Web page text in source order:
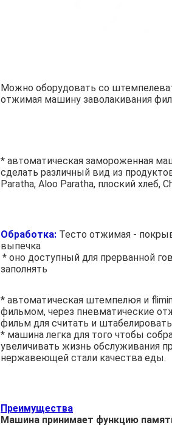
Можно оборудовать со
отжимая машину заволакивания
* автоматическая замороженная
сделать различный вид из
Paratha, Aloo Paratha, плоский хлеб,
Обработка: Тесто отжимая -
выпечка
* оно доступный для прерванной
заполнять
* автоматическая штемпелюя и
фильмом, через пневматические
фильм для считать и
* машина легка для того чтобы
увеличивать жизнь обслуживания
нержавеющей стали качества еды.
Преимущества
Машина принимает функцию